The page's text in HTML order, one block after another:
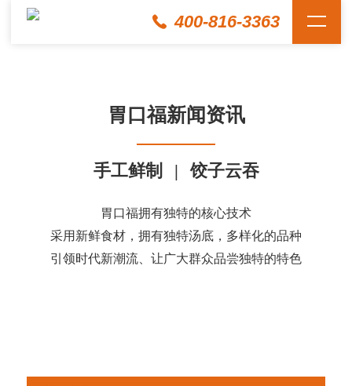
400-816-3363
胃口福新闻资讯
手工鲜制 | 饺子云吞
胃口福拥有独特的核心技术
采用新鲜食材，拥有独特汤底，多样化的品种
引领时代新潮流、让广大群众品尝独特的特色